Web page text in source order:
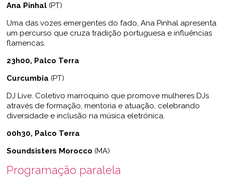
Ana Pinhal (PT)
Uma das vozes emergentes do fado, Ana Pinhal apresenta
um percurso que cruza tradição portuguesa e influências
flamencas.
23h00, Palco Terra
Curcumbia (PT)
DJ Live. Coletivo marroquino que promove mulheres DJs
através de formação, mentoria e atuação, celebrando
diversidade e inclusão na música eletrónica.
00h30, Palco Terra
Soundsisters Morocco (MA)
Programação paralela